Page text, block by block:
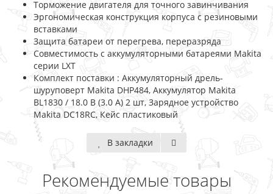
Торможение двигателя для точного завинчивания
Эргономическая конструкция корпуса с резиновыми
вставками
Защита батареи от перегрева, переразряда
Совместимость с аккумуляторными батареями Makita
серии LXT
Комплект поставки : Аккумуляторный дрель-
шуруповерт Makita DHP484, Аккумулятор Makita
BL1830 / 18.0 В (3.0 А) 2 шт, Зарядное устройство
Makita DC18RC, Кейс пластиковый
В закладки
Рекомендуемые товары